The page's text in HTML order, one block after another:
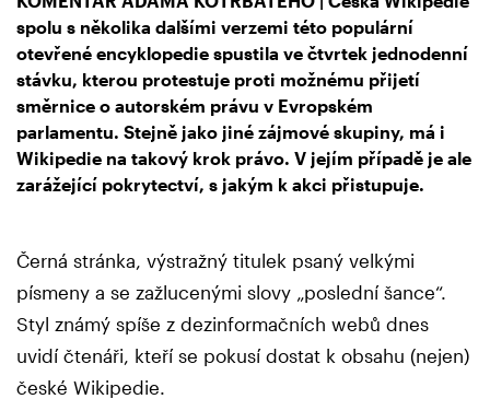
spolu s několika dalšími verzemi této populární
otevřené encyklopedie spustila ve čtvrtek jednodenní
stávku, kterou protestuje proti možnému přijetí
směrnice o autorském právu v Evropském
parlamentu. Stejně jako jiné zájmové skupiny, má i
Wikipedie na takový krok právo. V jejím případě je ale
zarážející pokrytectví, s jakým k akci přistupuje.
Černá stránka, výstražný titulek psaný velkými
písmeny a se zažlucenými slovy „poslední šance“.
Styl známý spíše z dezinformačních webů dnes
uvidí čtenáři, kteří se pokusí dostat k obsahu (nejen)
české Wikipedie.